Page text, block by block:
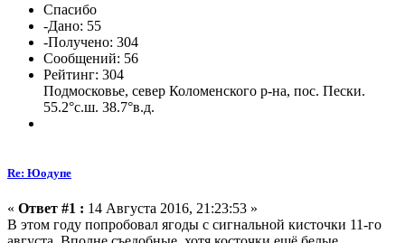
Спасибо
-Дано: 55
-Получено: 304
Сообщений: 56
Рейтинг: 304
Подмосковье, север Коломенского р-на, пос. Пески.
55.2°с.ш. 38.7°в.д.
Re: Юодупе
« Ответ #1 : 14 Августа 2016, 21:23:53 »
В этом году попробовал ягоды с сигнальной кисточки 11-го